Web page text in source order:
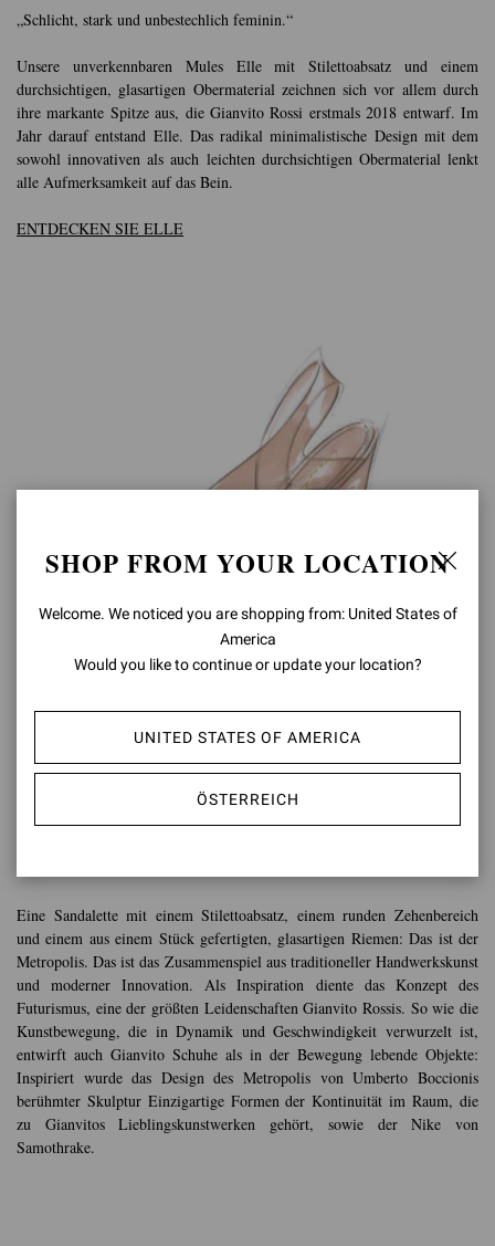
„Schlicht, stark und unbestechlich feminin.“
Unsere unverkennbaren Mules Elle mit Stilettoabsatz und einem
durchsichtigen, glasartigen Obermaterial zeichnen sich vor allem durch
ihre markante Spitze aus, die Gianvito Rossi erstmals 2018 entwarf. Im
Jahr darauf entstand Elle. Das radikal minimalistische Design mit dem
sowohl innovativen als auch leichten durchsichtigen Obermaterial lenkt
alle Aufmerksamkeit auf das Bein.
ENTDECKEN SIE ELLE
METROPOLIS
Eine Sandalette mit einem Stilettoabsatz, einem runden Zehenbereich
und einem aus einem Stück gefertigten, glasartigen Riemen: Das ist der
Metropolis. Das ist das Zusammenspiel aus traditioneller Handwerkskunst
und moderner Innovation. Als Inspiration diente das Konzept des
Futurismus, eine der größten Leidenschaften Gianvito Rossis. So wie die
Kunstbewegung, die in Dynamik und Geschwindigkeit verwurzelt ist,
entwirft auch Gianvito Schuhe als in der Bewegung lebende Objekte:
Inspiriert wurde das Design des Metropolis von Umberto Boccionis
berühmter Skulptur Einzigartige Formen der Kontinuität im Raum, die
zu Gianvitos Lieblingskunstwerken gehört, sowie der Nike von
Samothrake.
SHOP FROM YOUR LOCATION
Welcome. We noticed you are shopping from: United States of
America
Would you like to continue or update your location?
UNITED STATES OF AMERICA
ÖSTERREICH